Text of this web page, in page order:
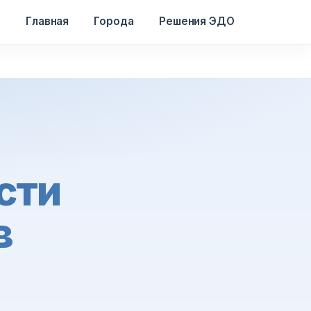
Главная Города Решения ЭДО